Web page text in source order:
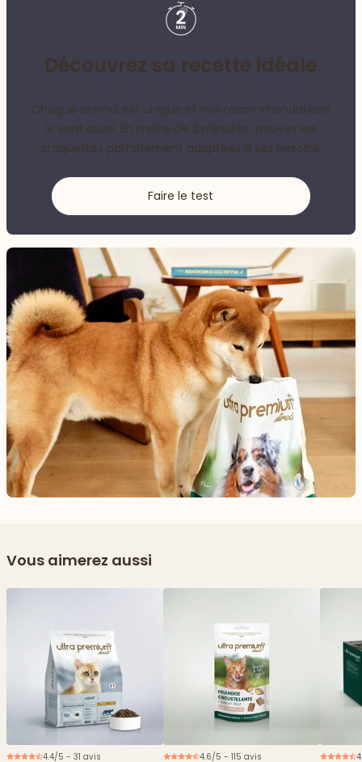
Découvrez sa recette idéale
Chaque animal est unique et nos recommandations
le sont aussi. En moins de 2 minutes, trouvez les
croquettes parfaitement adaptées à ses besoins.
Faire le test
Vous aimerez aussi
4.4/5 - 31 avis 4.6/5 - 115 avis